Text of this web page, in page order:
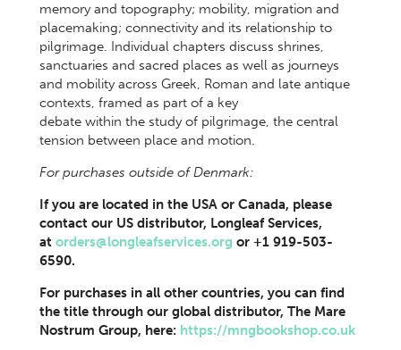
memory and topography; mobility, migration and
placemaking; connectivity and its relationship to
pilgrimage. Individual chapters discuss shrines,
sanctuaries and sacred places as well as journeys
and mobility across Greek, Roman and late antique
contexts, framed as part of a key
debate within the study of pilgrimage, the central
tension between place and motion.
For purchases outside of Denmark:
If you are located in the USA or Canada, please
contact our US distributor, Longleaf Services,
at orders@longleafservices.org or +1 919-503-
6590.
For purchases in all other countries, you can find
the title through our global distributor, The Mare
Nostrum Group, here: https://mngbookshop.co.uk